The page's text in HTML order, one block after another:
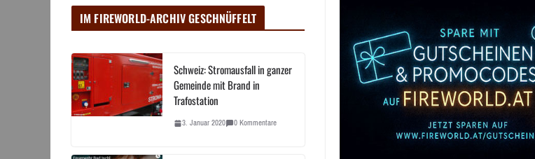
IM FIREWORLD-ARCHIV GESCHNÜFFELT
Schweiz: Stromausfall in ganzer
Gemeinde mit Brand in
Trafostation
3. Januar 2020 0 Kommentare